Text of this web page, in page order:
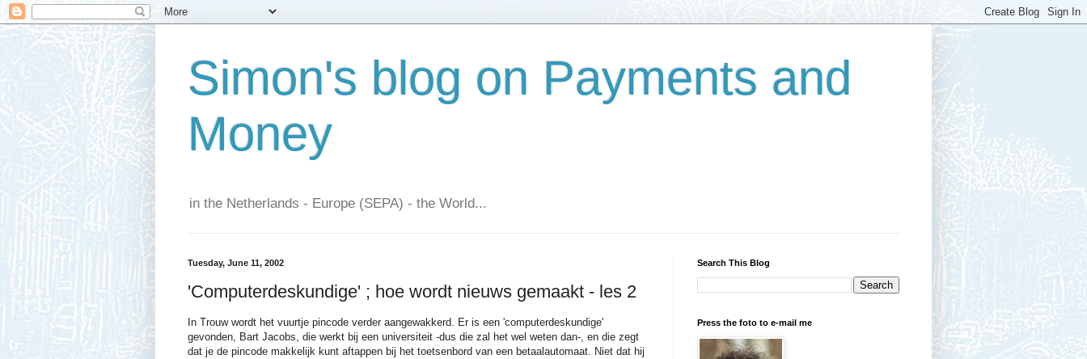
Simon's blog on Payments and
Money
in the Netherlands - Europe (SEPA) - the World...
Tuesday, June 11, 2002
'Computerdeskundige' ; hoe wordt nieuws gemaakt - les 2
In Trouw wordt het vuurtje pincode verder aangewakkerd. Er is een 'computerdeskundige'
gevonden, Bart Jacobs, die werkt bij een universiteit -dus die zal het wel weten dan-, en die zegt
dat je de pincode makkelijk kunt aftappen bij het toetsenbord van een betaalautomaat. Niet dat hij
Search This Blog
Press the foto to e-mail me